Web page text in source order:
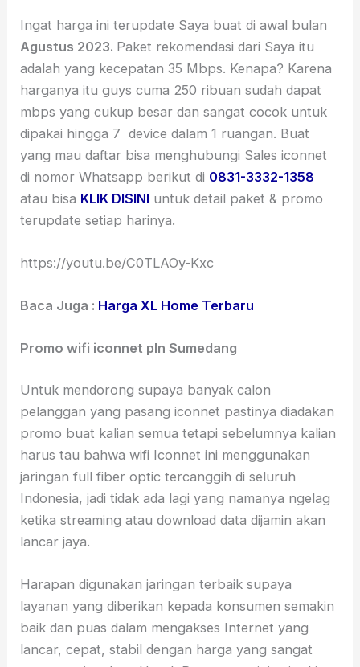
Ingat harga ini terupdate Saya buat di awal bulan
Agustus 2023. Paket rekomendasi dari Saya itu
adalah yang kecepatan 35 Mbps. Kenapa? Karena
harganya itu guys cuma 250 ribuan sudah dapat
mbps yang cukup besar dan sangat cocok untuk
dipakai hingga 7 device dalam 1 ruangan. Buat
yang mau daftar bisa menghubungi Sales iconnet
di nomor Whatsapp berikut di 0831-3332-1358
atau bisa KLIK DISINI untuk detail paket & promo
terupdate setiap harinya.
https://youtu.be/C0TLAOy-Kxc
Baca Juga : Harga XL Home Terbaru
Promo wifi iconnet pln Sumedang
Untuk mendorong supaya banyak calon
pelanggan yang pasang iconnet pastinya diadakan
promo buat kalian semua tetapi sebelumnya kalian
harus tau bahwa wifi Iconnet ini menggunakan
jaringan full fiber optic tercanggih di seluruh
Indonesia, jadi tidak ada lagi yang namanya ngelag
ketika streaming atau download data dijamin akan
lancar jaya.
Harapan digunakan jaringan terbaik supaya
layanan yang diberikan kepada konsumen semakin
baik dan puas dalam mengakses Internet yang
lancar, cepat, stabil dengan harga yang sangat